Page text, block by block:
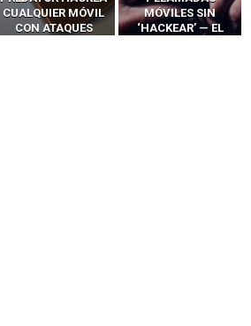
CUALQUIER MÓVIL
CON ATAQUES
MÓVILES SIN
‘HACKEAR’ — EL